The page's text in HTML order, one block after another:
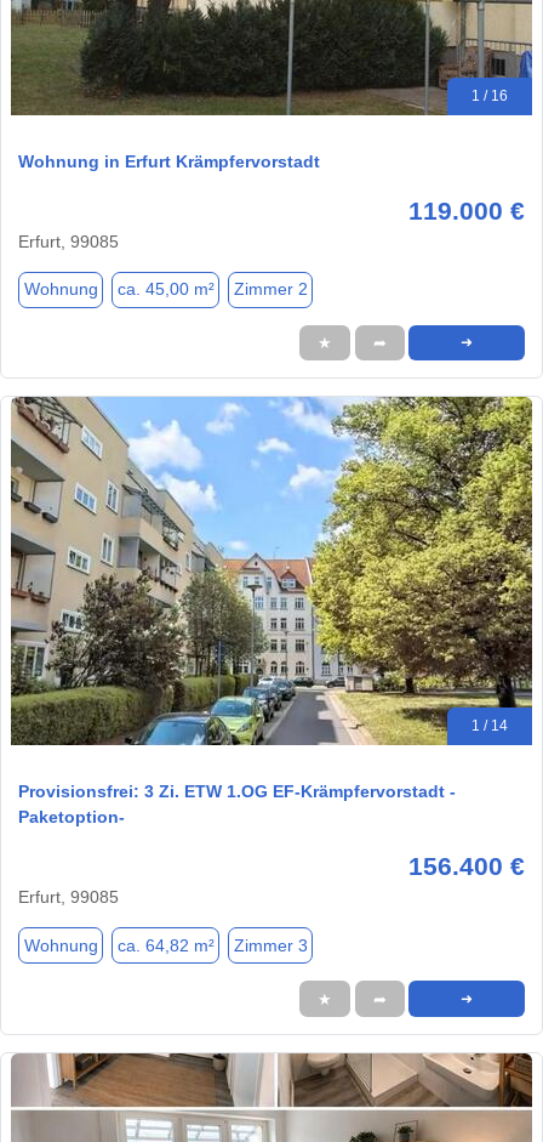
1 / 16
Wohnung in Erfurt Krämpfervorstadt
119.000 €
Erfurt, 99085
Wohnung ca. 45,00 m² Zimmer 2
★ ➦ ➜
1 / 14
Provisionsfrei: 3 Zi. ETW 1.OG EF-Krämpfervorstadt -
Paketoption-
156.400 €
Erfurt, 99085
Wohnung ca. 64,82 m² Zimmer 3
★ ➦ ➜